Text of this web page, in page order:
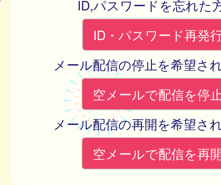
ID,パスワードを忘れた
ID・パスワード再発
メール配信の停止を希望さ
空メールで配信を停
メール配信の再開を希望さ
空メールで配信を再